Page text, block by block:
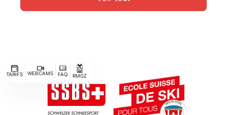
TARIFS WEBCAMS FAQ RMGZ